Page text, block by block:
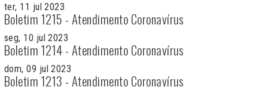
ter, 11 jul 2023
Boletim 1215 - Atendimento Coronavírus
seg, 10 jul 2023
Boletim 1214 - Atendimento Coronavírus
dom, 09 jul 2023
Boletim 1213 - Atendimento Coronavírus